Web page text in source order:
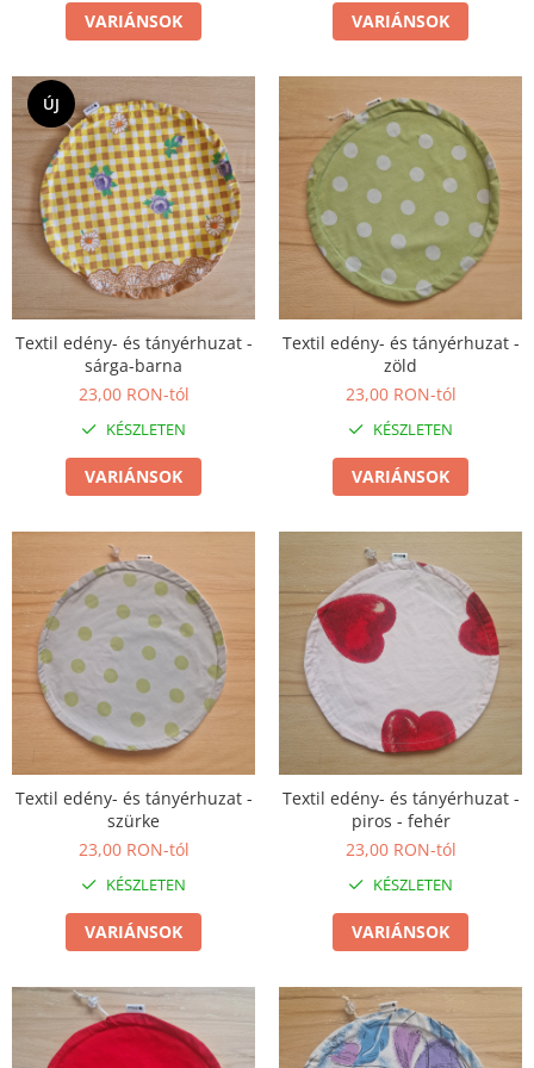
Fülbevaló
Karperec
Ékszer szett
Fa ékszerek
Nyaklánc / Medál
Fülbevaló
Ékszer szett
Karperec
Fémmentes ékszerek
Egyéb kiegészítők
Ékszertartó
Könyvjelző
Kiegészítők
Környezettudatos termékek
Kenyérzsák
Méhviaszos csomagoló
élelmiszereknek
Újraszalvéta szendvicsnek
Nasi - tasi
Kozmetikai korong
Textil edény- és tányérhuzat
"NEM-papír" konyhai törlőkendő
Utazó evőeszköztartó
Újrahasználható zöldség- és
gyümölcsös zsák
Személyre szabott termékek
Ajándékutalvány
Karácsonyi dekoráció
MINDEN Környezettudatos Termék
MINDEN Személyre Szabott
VARIÁNSOK VARIÁNSOK
ÚJ
Textil edény- és tányérhuzat -
sárga-barna
23,00 RON-tól
KÉSZLETEN
VARIÁNSOK
Textil edény- és tányérhuzat -
zöld
23,00 RON-tól
KÉSZLETEN
VARIÁNSOK
Textil edény- és tányérhuzat -
szürke
23,00 RON-tól
KÉSZLETEN
VARIÁNSOK
Textil edény- és tányérhuzat -
piros - fehér
23,00 RON-tól
KÉSZLETEN
VARIÁNSOK